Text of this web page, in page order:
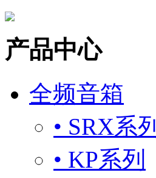
产品中心
全频音箱
• SRX系列
• KP系列